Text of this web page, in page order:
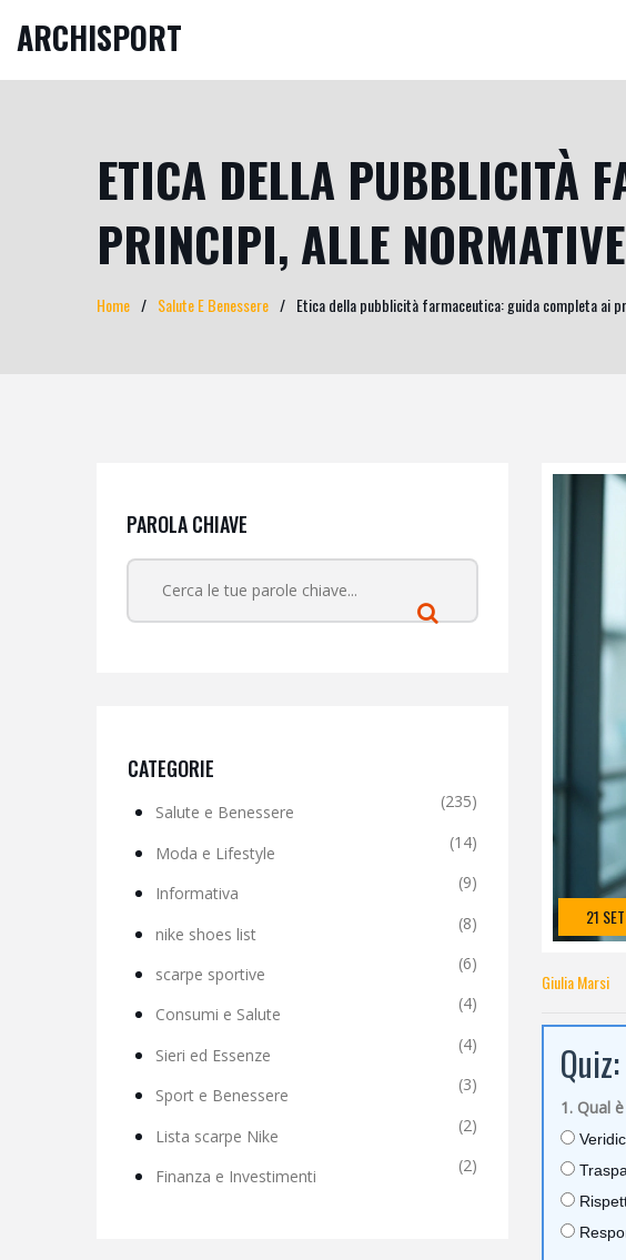
ARCHISPORT
ETICA DELLA PUBBLICITÀ
PRINCIPI, ALLE
Home Salute E Benessere Etica della pubblicità farmaceutica: guida completa ai
PAROLA CHIAVE
CATEGORIE
Salute e Benessere
(235)
Moda e Lifestyle
(14)
Informativa
(9)
nike shoes list
(8)
scarpe sportive
(6)
Consumi e Salute
(4)
Sieri ed Essenze
(4)
Sport e Benessere
(3)
Lista scarpe Nike
(2)
Finanza e Investimenti
(2)
21
Giulia Marsi
1. Qual